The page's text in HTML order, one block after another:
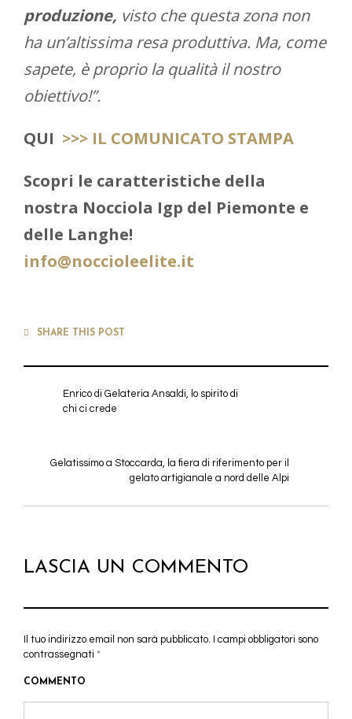
produzione, visto che questa zona non
ha un’altissima resa produttiva. Ma, come
sapete, è proprio la qualità il nostro
obiettivo!”.
QUI >>> IL COMUNICATO STAMPA
Scopri le caratteristiche della
nostra Nocciola Igp del Piemonte e
delle Langhe!
info@noccioleelite.it
SHARE THIS POST
Enrico di Gelateria Ansaldi, lo spirito di
chi ci crede
Gelatissimo a Stoccarda, la fiera di riferimento per il
gelato artigianale a nord delle Alpi
LASCIA UN COMMENTO
Il tuo indirizzo email non sarà pubblicato. I campi obbligatori sono
contrassegnati *
COMMENTO